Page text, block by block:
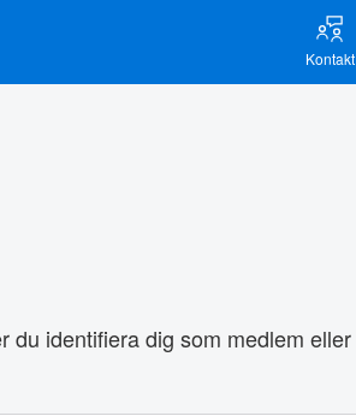
Kontakt
du identifiera dig som medlem eller